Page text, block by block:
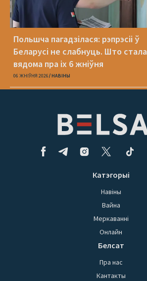
Польшча пагадзілася: рэпрэсіі ў
Беларусі не слабнуць. Што стала
вядома пра іх 6 жніўня
06 ЖНІЎНЯ 2026 НАВІНЫ
Катэгорыі
Навіны
Вайна
Меркаванні
Онлайн
Белсат
Пра нас
Кантакты